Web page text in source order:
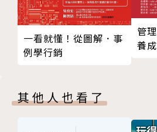
✧不需事事講求規矩，亂調中也
完成目標的手段不必非得按照規
自己的優勢，例如同樣題目的企
式、墨守成規，著重自己擅長的
✧不要用「脖子以上」工作，用
ほ 以「本然」為基礎制定策略
こ 一本能夠扶持困難人生的書
そ 軟體產業全部都是多產多死
ぬ 是擁有出類拔萃優勢的作者嗎
ひ 是能夠帶去探病的書嗎？
る 拚命提升累計銷售本數
ろ 長期暢銷書是企業的至寶
一看就懂！從圖解．事
例學行銷
管
養成
其他人也看了